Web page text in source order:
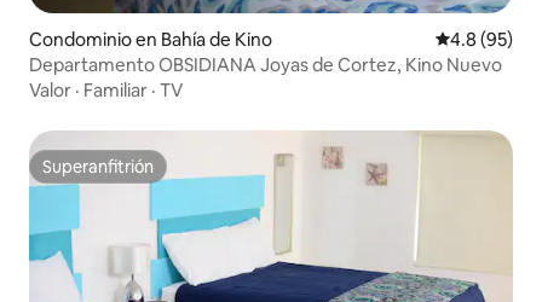
Condominio en Bahía de Kino Calificación
4.8 (95)
Departamento OBSIDIANA Joyas de Cortez, Kino Nuevo
Valor · Familiar · TV
Superanfitrión
Superanfitrión